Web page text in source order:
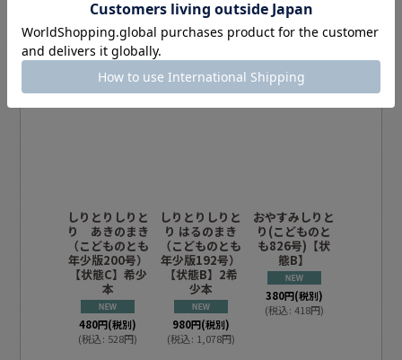
この商品を買った人は、こんな商品も買
しりとりしりと
り あきのまき
（こどものとも
年少版200号）
【状態C】希少
本
480円(税別)
(税込: 528円)
しりとりしりと
り はるのまき
（こどものとも
年少版192号）
【状態B】2希
少本
980円(税別)
(税込: 1,078円)
おやすみしりと
り(こどものと
も826号)【状
態B】
380円(税別)
(税込: 418円)